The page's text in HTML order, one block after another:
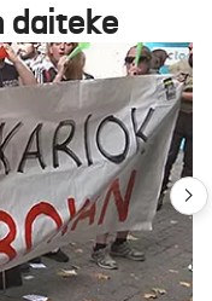
daiteke